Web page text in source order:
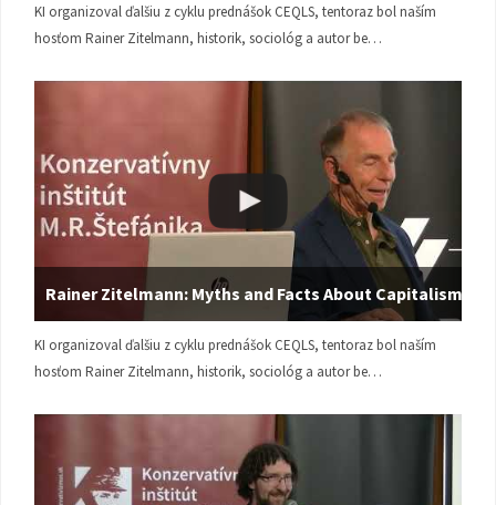
KI organizoval ďalšiu z cyklu prednášok CEQLS, tentoraz bol naším
hosťom Rainer Zitelmann, historik, sociológ a autor be…
Rainer Zitelmann: Myths and Facts About Capitalism
KI organizoval ďalšiu z cyklu prednášok CEQLS, tentoraz bol naším
hosťom Rainer Zitelmann, historik, sociológ a autor be…